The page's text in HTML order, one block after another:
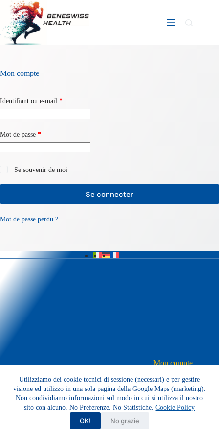
Passer
contenu
Utilizziamo dei cookie tecnici di sessione (necessari) e per gestire
visione ed utilizzo in una sola pagina della Google Maps (marketing).
Non condividiamo informazioni sul modo in cui si utilizza il nostro
sito con alcuno. No Preferenze. No Statistiche.Cookie Policy
OK! No grazie
Mon compte
Identifiant ou e-mail *Obligatoire
Mot de passe *Obligatoire
Se souvenir de moi
Se connecter
Mot de passe perdu ?
Mon compte
Conditions de vente
Confidentialité
Contactez-nous
Copyright © 2026 - BENESWISSSagl Viale Reina 1 -